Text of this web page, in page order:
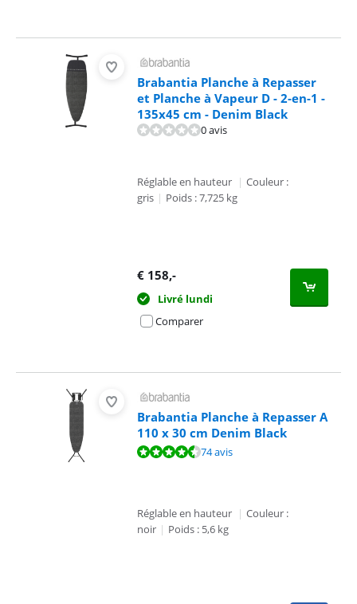
Brabantia Planche à Repasser
et Planche à Vapeur D - 2-en-1 -
135x45 cm - Denim Black
0 avis
Réglable en hauteur | Couleur :
gris | Poids : 7,725 kg
€ 158,-
Livré lundi
Comparer
Brabantia Planche à Repasser A
110 x 30 cm Denim Black
La note est de 9,2 sur 10, basée sur 74 avis.74 avis
Réglable en hauteur | Couleur :
noir | Poids : 5,6 kg